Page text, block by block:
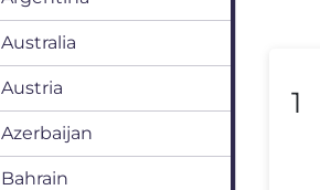
Australia
Austria
Azerbaijan
Bahrain
1